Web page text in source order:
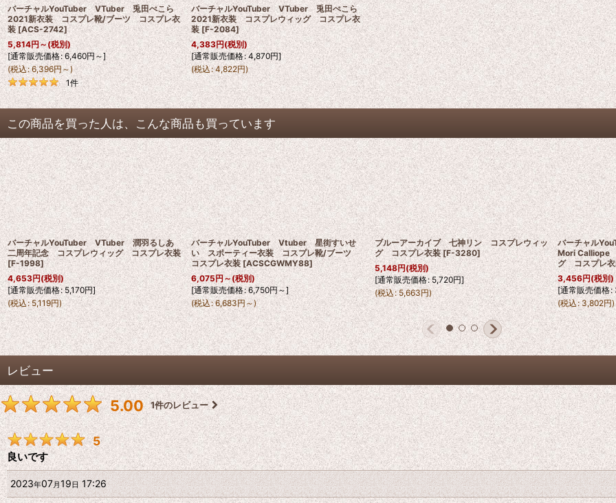
バーチャルYouTuber VTuber 兎田ぺこら
2021新衣装 コスプレ靴/ブーツ コスプレ衣
装 [ACS-2742]
5,814円～(税別)
[通常販売価格: 6,460円～]
(税込: 6,396円～)
1件
バーチャルYouTuber VTuber 兎田ぺこら
2021新衣装 コスプレウィッグ コスプレ衣
装 [F-2084]
4,383円(税別)
[通常販売価格: 4,870円]
(税込: 4,822円)
この商品を買った人は、こんな商品も買っています
バーチャルYouTuber VTuber 潤羽るしあ
二周年記念 コスプレウィッグ コスプレ衣装
[F-1998]
4,653円(税別)
[通常販売価格: 5,170円]
(税込: 5,119円)
バーチャルYouTuber Vtuber 星街すいせ
い スポーティー衣装 コスプレ靴/ブーツ
コスプレ衣装 [ACSCGWMY88]
6,075円～(税別)
[通常販売価格: 6,750円～]
(税込: 6,683円～)
ブルーアーカイブ 七神リン コスプレウィッ
グ コスプレ衣装 [F-3280]
5,148円(税別)
[通常販売価格: 5,720円]
(税込: 5,663円)
バーチャル
Mori Calliope
グ コスプレ
3,456円(税別)
[通常販売価格:
(税込: 3,802円)
レビュー
5.00 1件のレビュー
5
良いです
2023年07月19日17:26